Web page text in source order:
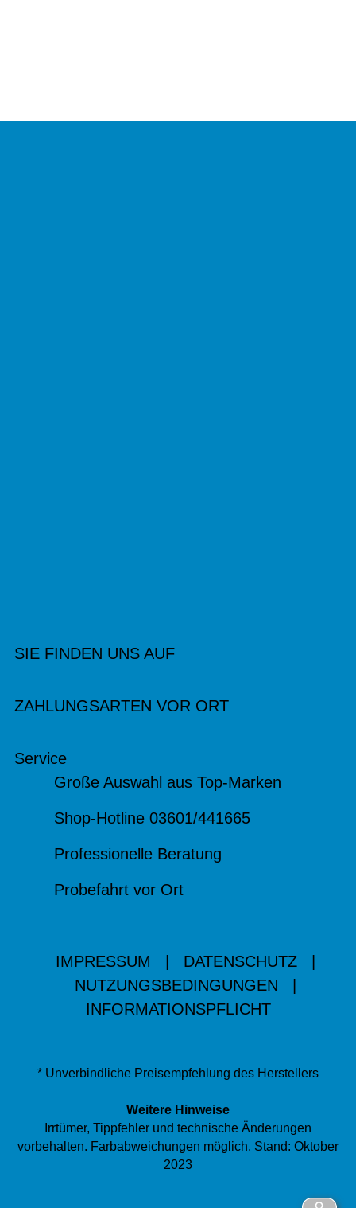
SIE FINDEN UNS AUF
ZAHLUNGSARTEN VOR ORT
Service
Große Auswahl aus Top-Marken
Shop-Hotline 03601/441665
Professionelle Beratung
Probefahrt vor Ort
IMPRESSUM DATENSCHUTZ
NUTZUNGSBEDINGUNGEN
INFORMATIONSPFLICHT
* Unverbindliche Preisempfehlung des Herstellers
Weitere Hinweise
Irrtümer, Tippfehler und technische Änderungen
vorbehalten. Farbabweichungen möglich. Stand: Oktober
2023